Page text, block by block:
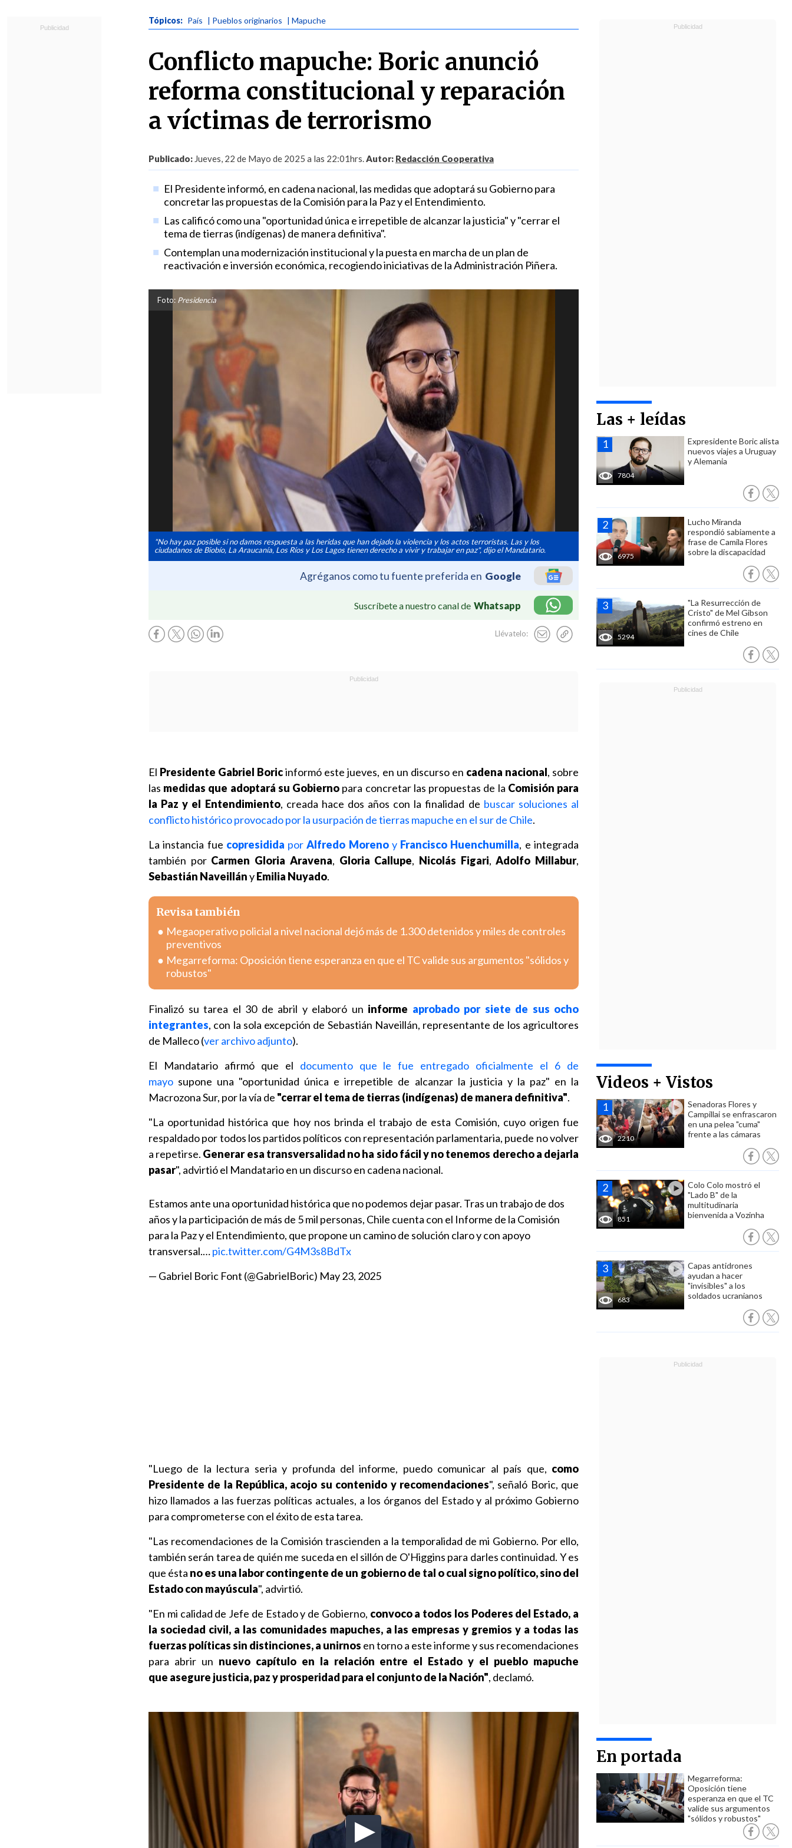
Tópicos: País | Pueblos originarios | Mapuche
Conflicto mapuche: Boric anunció
reforma constitucional y reparación
a víctimas de terrorismo
Publicado: Jueves, 22 de Mayo de 2025 a las 22:01hrs.Autor: Redacción Cooperativa
El Presidente informó, en cadena nacional, las medidas que adoptará su Gobierno para
concretar las propuestas de la Comisión para la Paz y el Entendimiento.
Las calificó como una "oportunidad única e irrepetible de alcanzar la justicia" y "cerrar el
tema de tierras (indígenas) de manera definitiva".
Contemplan una modernización institucional y la puesta en marcha de un plan de
reactivación e inversión económica, recogiendo iniciativas de la Administración Piñera.
Foto: Presidencia
"No hay paz posible si no damos respuesta a las heridas que han dejado la violencia y los actos terroristas. Las y los
ciudadanos de Biobío, La Araucanía, Los Ríos y Los Lagos tienen derecho a vivir y trabajar en paz", dijo el Mandatario.
Agréganos como tu fuente preferida en Google
Suscríbete a nuestro canal de Whatsapp
Llévatelo:
Las + leídas
7804
Expresidente Boric alista
nuevos viajes a Uruguay
y Alemania
6975
Lucho Miranda
respondió sabiamente a
frase de Camila Flores
sobre la discapacidad
5294
"La Resurrección de
Cristo" de Mel Gibson
confirmó estreno en
cines de Chile
Videos + Vistos
2210
Senadoras Flores y
Campillai se enfrascaron
en una pelea "cuma"
frente a las cámaras
851
Colo Colo mostró el
"Lado B" de la
multitudinaria
bienvenida a Vozinha
683
Capas antidrones
ayudan a hacer
"invisibles" a los
soldados ucranianos
En portada
Megarreforma:
Oposición tiene
esperanza en que el TC
valide sus argumentos
"sólidos y robustos"
El Presidente Gabriel Boricinformó este jueves, en un discurso en cadena nacional, sobre
las medidas que adoptará su Gobierno para concretar las propuestas de la Comisión para
la Paz y el Entendimiento, creada hace dos años con la finalidad de buscar soluciones al
conflicto histórico provocado por la usurpación de tierras mapuche en el sur de Chile.
La instancia fue copresidida porAlfredo Morenoy Francisco Huenchumilla, e integrada
también por Carmen Gloria Aravena, Gloria Callupe, Nicolás Figari,Adolfo Millabur,
Sebastián NaveillányEmilia Nuyado.
Revisa también
Megaoperativo policial a nivel nacional dejó más de 1.300 detenidos y miles de controles
preventivos
Megarreforma: Oposición tiene esperanza en que el TC valide sus argumentos "sólidos y
robustos"
Finalizó su tarea el 30 de abril y elaboró un informe aprobado por siete de sus ocho
integrantes, con la sola excepción de Sebastián Naveillán, representante de los agricultores
de Malleco (ver archivo adjunto).
El Mandatario afirmó que el documento que le fue entregado oficialmente el 6 de
mayo supone una "oportunidad única e irrepetible de alcanzar la justicia y la paz" en la
Macrozona Sur, por la vía de "cerrar el tema de tierras (indígenas) de manera definitiva".
"La oportunidad histórica que hoy nos brinda el trabajo de esta Comisión, cuyo origen fue
respaldado por todos los partidos políticos con representación parlamentaria, puede no volver
a repetirse. Generar esa transversalidad no ha sido fácil y no tenemos derecho a dejarla
pasar", advirtió el Mandatario en un discurso en cadena nacional.
Estamos ante una oportunidad histórica que no podemos dejar pasar. Tras un trabajo de dos
años y la participación de más de 5 mil personas, Chile cuenta con el Informe de la Comisión
para la Paz y el Entendimiento, que propone un camino de solución claro y con apoyo
transversal.…pic.twitter.com/G4M3s8BdTx
— Gabriel Boric Font (@GabrielBoric) May 23, 2025
"Luego de la lectura seria y profunda del informe, puedo comunicar al país que, como
Presidente de la República, acojo su contenido y recomendaciones", señaló Boric, que
hizo llamados a las fuerzas políticas actuales, a los órganos del Estado y al próximo Gobierno
para comprometerse con el éxito de esta tarea.
"Las recomendaciones de la Comisión trascienden a la temporalidad de mi Gobierno. Por ello,
también serán tarea de quién me suceda en el sillón de O'Higgins para darles continuidad. Y es
que ésta no es una labor contingente de un gobierno de tal o cual signo político, sino del
Estado con mayúscula", advirtió.
"En mi calidad de Jefe de Estado y de Gobierno, convoco a todos los Poderes del Estado, a
la sociedad civil, a las comunidades mapuches, a las empresas y gremios y a todas las
fuerzas políticas sin distinciones,a unirnos en torno a este informe y sus recomendaciones
para abrir un nuevo capítulo en la relación entre el Estado y el pueblo mapuche
que asegure justicia, paz y prosperidad para el conjunto de la Nación", declamó.